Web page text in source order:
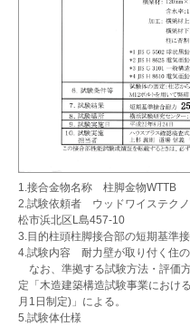
1.接合金物名称 柱脚金物WTTB
2.試験依頼者 ウッドワイステク
松市浜北区L島457-10
3.目的柱頭柱脚接合部の短期基準
4.試験内容 耐力壁が取り付く住
なお、準拠する試験方法・評価
定「木造建築構造試験事業におけ
月1日制定)」による。
5.試験体仕様